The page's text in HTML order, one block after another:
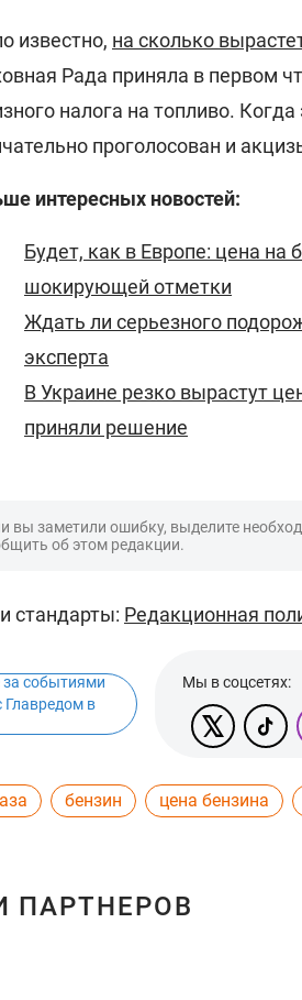
известно, на сколько
Рада приняла в первом
налога на топливо.
проголосован и
интересных новостей:
Будет, как в Европе: цена на
шокирующей отметки
Ждать ли серьезного
эксперта
В Украине резко вырастут
приняли решение
вы заметили ошибку, выделите
об этом редакции.
стандарты: Редакционная
за событиями
Главредом в
Мы в соцсетях:
бензин цена бензина
ПАРТНЕРОВ